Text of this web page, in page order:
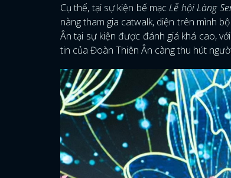
Cụ thể, tại sự kiện bế mạcLễ hội Làng
nàng tham gia catwalk, diện trên mình
Ân tại sự kiện được đánh giá khá cao,
tin của Đoàn Thiên Ân càng thu hút